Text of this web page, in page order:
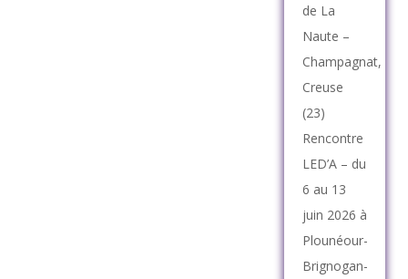
de La
Naute –
Champagnat,
Creuse
(23)
Rencontre
LED’A – du
6 au 13
juin 2026 à
Plounéour-
Brignogan-